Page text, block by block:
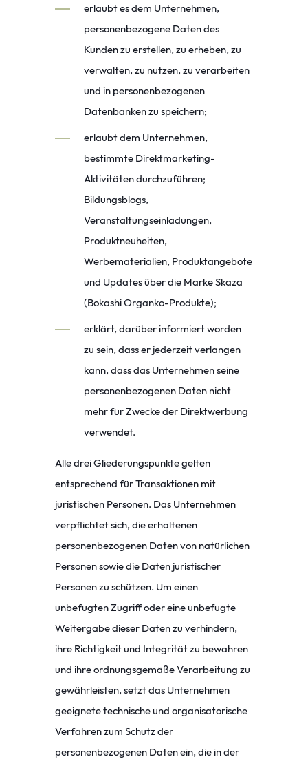
erlaubt es dem Unternehmen,
personenbezogene Daten des
Kunden zu erstellen, zu erheben, zu
verwalten, zu nutzen, zu verarbeiten
und in personenbezogenen
Datenbanken zu speichern;
erlaubt dem Unternehmen,
bestimmte Direktmarketing-
Aktivitäten durchzuführen;
Bildungsblogs,
Veranstaltungseinladungen,
Produktneuheiten,
Werbematerialien, Produktangebote
und Updates über die Marke Skaza
(Bokashi Organko-Produkte);
erklärt, darüber informiert worden
zu sein, dass er jederzeit verlangen
kann, dass das Unternehmen seine
personenbezogenen Daten nicht
mehr für Zwecke der Direktwerbung
verwendet.
Alle drei Gliederungspunkte gelten
entsprechend für Transaktionen mit
juristischen Personen. Das Unternehmen
verpflichtet sich, die erhaltenen
personenbezogenen Daten von natürlichen
Personen sowie die Daten juristischer
Personen zu schützen. Um einen
unbefugten Zugriff oder eine unbefugte
Weitergabe dieser Daten zu verhindern,
ihre Richtigkeit und Integrität zu bewahren
und ihre ordnungsgemäße Verarbeitung zu
gewährleisten, setzt das Unternehmen
geeignete technische und organisatorische
Verfahren zum Schutz der
personenbezogenen Daten ein, die in der